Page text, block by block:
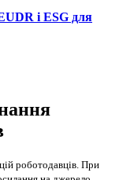
і ESG для
роботодавців. При